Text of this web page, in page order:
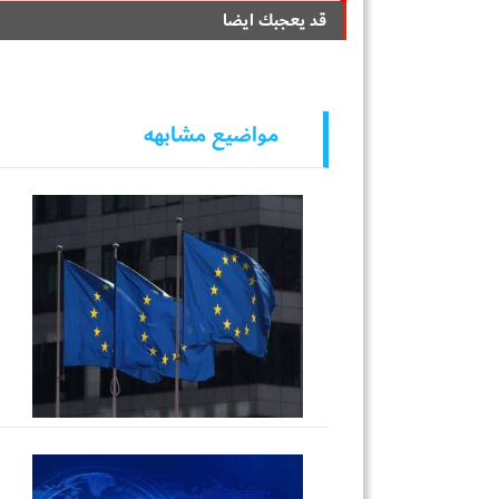
قد يعجبك ايضا
مواضيع مشابهه